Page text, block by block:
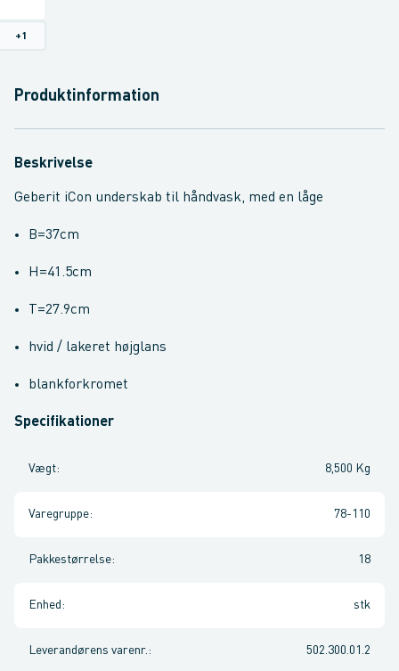
+1
Produktinformation
Beskrivelse
Geberit iCon underskab til håndvask, med en låge
B=37cm
H=41.5cm
T=27.9cm
hvid / lakeret højglans
blankforkromet
Specifikationer
Vægt: 8,500 Kg
Varegruppe: 78-110
Pakkestørrelse: 18
Enhed : stk
Leverandørens varenr. : 502.300.01.2